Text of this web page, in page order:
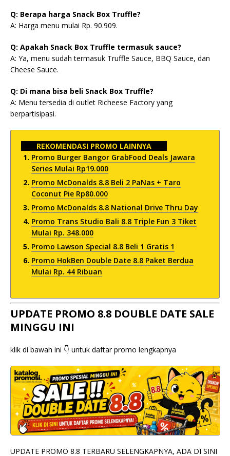
Q: Berapa harga Snack Box Truffle?
A: Harga menu mulai Rp. 90.909.
Q: Apakah Snack Box Truffle termasuk sauce?
A: Ya, menu sudah termasuk Truffle Sauce, BBQ Sauce, dan
Cheese Sauce.
Q: Di mana bisa beli Snack Box Truffle?
A: Menu tersedia di outlet Richeese Factory yang
berpartisipasi.
REKOMENDASI PROMO LAINNYA
Promo Burger Bangor GrabFood Deals Jawara
Series Mulai Rp19.000
Promo McDonalds 8.8 Beli 2 PaNas + Taro
Coconut Pie Rp80.000
Promo McDonalds 8.8 National Drive Thru Day
Promo Trans Studio Bali 8.8 Triple Fun 3 Tiket
Mulai Rp. 348.000
Promo Lawson Special 8.8 Beli 1 Gratis 1
Promo HokBen Double Date 8.8 Paket Berdua
Mulai Rp. 44 Ribuan
UPDATE PROMO 8.8 DOUBLE DATE SALE
MINGGU INI
klik di bawah ini 👇 untuk daftar promo lengkapnya
UPDATE PROMO 8.8 TERBARU SELENGKAPNYA, ADA DI SINI